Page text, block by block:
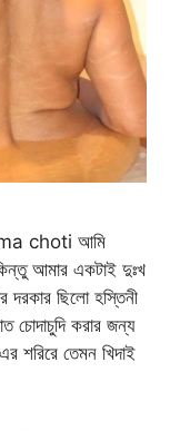
choti আমি
আমার একটাই দুঃখ
দরকার ছিলো হস্তিনী
চোদাচুদি করার জন্য
শরিরে তেমন খিদাই